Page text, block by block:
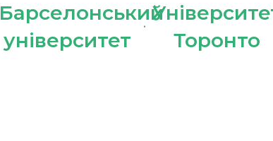
Барселонський
університет
Торонто